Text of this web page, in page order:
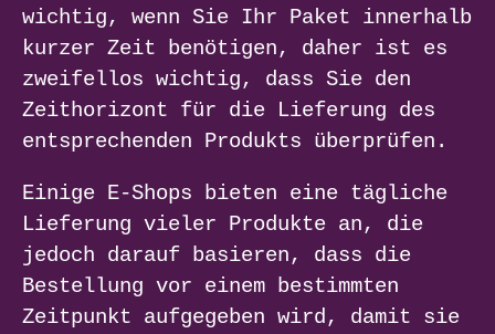
wichtig, wenn Sie Ihr Paket innerhalb
kurzer Zeit benötigen, daher ist es
zweifellos wichtig, dass Sie den
Zeithorizont für die Lieferung des
entsprechenden Produkts überprüfen.
Einige E-Shops bieten eine tägliche
Lieferung vieler Produkte an, die
jedoch darauf basieren, dass die
Bestellung vor einem bestimmten
Zeitpunkt aufgegeben wird, damit sie